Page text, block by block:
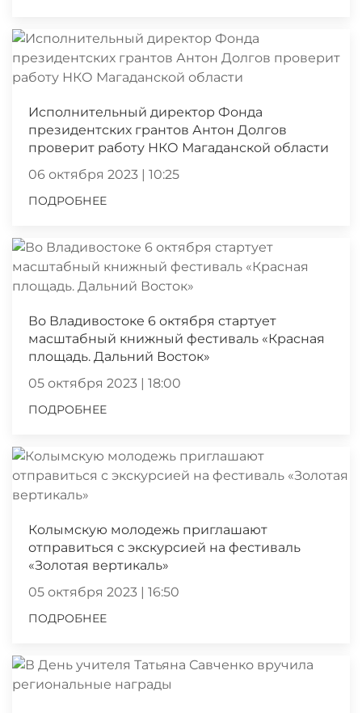
Исполнительный директор Фонда
президентских грантов Антон Долгов
проверит работу НКО Магаданской области
06 октября 2023 | 10:25
ПОДРОБНЕЕ
Во Владивостоке 6 октября стартует
масштабный книжный фестиваль «Красная
площадь. Дальний Восток»
05 октября 2023 | 18:00
ПОДРОБНЕЕ
Колымскую молодежь приглашают
отправиться с экскурсией на фестиваль
«Золотая вертикаль»
05 октября 2023 | 16:50
ПОДРОБНЕЕ